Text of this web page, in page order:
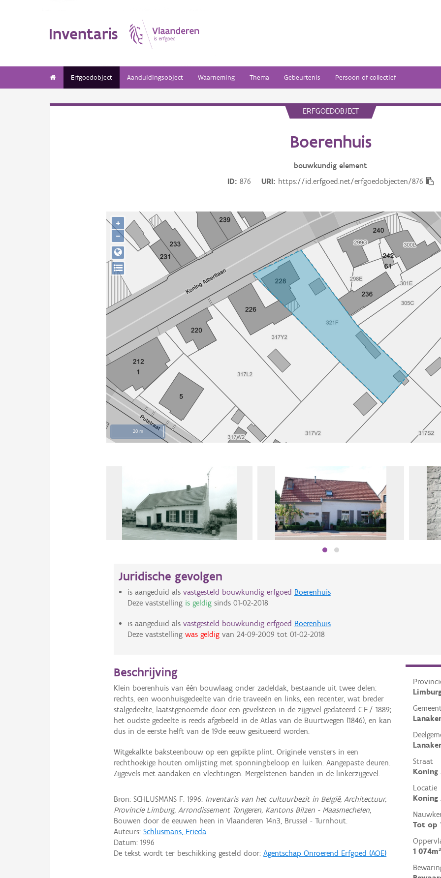
Inventaris
Erfgoedobject Aanduidingsobject Waarneming Thema Gebeurtenis Persoon of collectief
ERFGOEDOBJECT
Boerenhuis
bouwkundig element
ID
876 URI https://id.erfgoed.net/erfgoedobjecten/876
20 m
+
−
Juridische gevolgen
is aangeduid als vastgesteld bouwkundig erfgoed Boerenhuis
Deze vaststelling is geldigsinds 01-02-2018
is aangeduid als vastgesteld bouwkundig erfgoed Boerenhuis
Deze vaststelling was geldigvan 24-09-2009 tot 01-02-2018
Straat
Koning
Locatie
Koning
Tot op
1 074m²
Beschrijving
Klein boerenhuis van één bouwlaag onder zadeldak, bestaande uit twee delen:
rechts, een woonhuisgedeelte van drie traveeën en links, een recenter, wat breder
stalgedeelte, laatstgenoemde door een gevelsteen in de zijgevel gedateerd C.E./ 1889;
het oudste gedeelte is reeds afgebeeld in de Atlas van de Buurtwegen (1846), en kan
dus in de eerste helft van de 19de eeuw gesitueerd worden.
Witgekalkte baksteenbouw op een gepikte plint. Originele vensters in een
rechthoekige houten omlijsting met sponningbeloop en luiken. Aangepaste deuren.
Zijgevels met aandaken en vlechtingen. Mergelstenen banden in de linkerzijgevel.
Bron: SCHLUSMANS F. 1996: Inventaris van het cultuurbezit in België, Architectuur,
Provincie Limburg, Arrondissement Tongeren, Kantons Bilzen - Maasmechelen,
Bouwen door de eeuwen heen in Vlaanderen 14n3, Brussel - Turnhout.
Auteurs:Schlusmans, Frieda
Datum:1996
De tekst wordt ter beschikking gesteld door:Agentschap Onroerend Erfgoed (AOE)